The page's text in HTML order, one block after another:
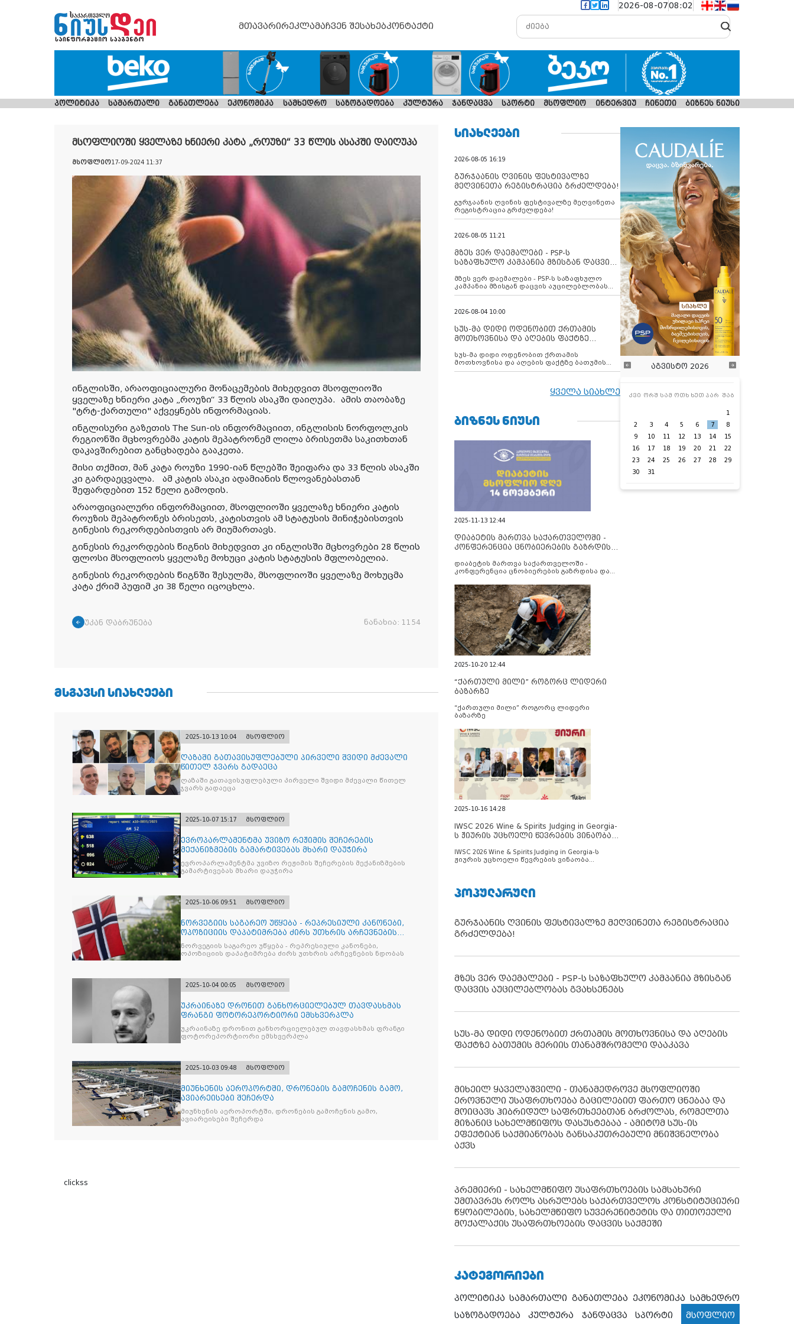
2026-08-0708:02
მთავარირეკლამაჩვენ შესახებკონტაქტი
პოლიტიკა სამართალი განათლება ეკონომიკა სამხედრო საზოგადოება კულტურა ჯანდაცვა სპორტი მსოფლიო ინტერვიუ ჩინეთი ბიზნეს ნიუსი
მსოფლიოში ყველაზე ხნიერი კატა „როუზი“ 33 წლის ასაკში დაიღუპა
მსოფლიო17-09-2024 11:37
ინგლისში, არაოფიციალური მონაცემების მიხედვით მსოფლიოში
ყველაზე ხნიერი კატა „როუზი“ 33 წლის ასაკში დაიღუპა. ამის თაობაზე
"ტრტ-ქართული" აქვეყნებს ინფორმაციას.
ინგლისური გაზეთის The Sun-ის ინფორმაციით, ინგლისის ნორფოლკის
რეგიონში მცხოვრებმა კატის მეპატრონემ ლილა ბრისეთმა საკითხთან
დაკავშირებით განცხადება გააკეთა.
მისი თქმით, მან კატა როუზი 1990-იან წლებში შეიფარა და 33 წლის ასაკში
კი გარდაეცვალა. ამ კატის ასაკი ადამიანის წლოვანებასთან
შეფარდებით 152 წელი გამოდის.
არაოფიციალური ინფორმაციით, მსოფლიოში ყველაზე ხნიერი კატის
როუზის მეპატრონეს ბრისეთს, კატისთვის ამ სტატუსის მინიჭებისთვის
გინესის რეკორდებისთვის არ მიუმართავს.
გინესის რეკორდების წიგნის მიხედვით კი ინგლისში მცხოვრები 28 წლის
ფლოსი მსოფლიოს ყველაზე მოხუცი კატის სტატუსის მფლობელია.
გინესის რეკორდების წიგნში შესულმა, მსოფლიოში ყველაზე მოხუცმა
კატა ქრიმ პუფიმ კი 38 წელი იცოცხლა.
უკან დაბრუნება ნანახია: 1154
ᲛᲡᲒᲐᲕᲡᲘ ᲡᲘᲐᲮᲚᲔᲔᲑᲘ
2025-10-13 10:04 მსოფლიო
ღაზაში გათავისუფლებული პირველი შვიდი მძევალი
წითელ ჯვარს გადაეცა
ღაზაში გათავისუფლებული პირველი შვიდი მძევალი წითელ
ჯვარს გადაეცა
2025-10-07 15:17 მსოფლიო
ევროპარლამენტმა უვიზო რეჟიმის შეჩერების
მექანიზმების გამარტივებას მხარი დაუჭირა
ევროპარლამენტმა უვიზო რეჟიმის შეჩერების მექანიზმების
გამარტივებას მხარი დაუჭირა
2025-10-06 09:51 მსოფლიო
ნორვეგიის საგარეო უწყება - რეპრესიული კანონები,
ოპოზიციის დაპატიმრება ძირს უთხრის არჩევნების
ნდობას
ნორვეგიის საგარეო უწყება - რეპრესიული კანონები,
ოპოზიციის დაპატიმრება ძირს უთხრის არჩევნების ნდობას
2025-10-04 00:05 მსოფლიო
უკრაინაზე დრონით განხორციელებულ თავდასხმას
ფრანგი ფოტორეპორტიორი ემსხვერპლა
უკრაინაზე დრონით განხორციელებულ თავდასხმას ფრანგი
ფოტორეპორტიორი ემსხვერპლა
2025-10-03 09:48 მსოფლიო
მიუნხენის აეროპორტში, დრონების გამოჩენის გამო,
ავიარეისები შეჩერდა
მიუნხენის აეროპორტში, დრონების გამოჩენის გამო,
ავიარეისები შეჩერდა
clickss
ᲡᲘᲐᲮᲚᲔᲔᲑᲘ
2026-08-05 16:19
გურჯაანის ღვინის ფესტივალზე
მეღვინეთა რეგისტრაცია გრძელდება!
გურჯაანის ღვინის ფესტივალზე მეღვინეთა
რეგისტრაცია გრძელდება!
2026-08-05 11:21
მზეს ვერ დაემალები - PSP-ს
საზაფხულო კამპანია მზისგან დაცვის
მზეს ვერ დაემალები - PSP-ს საზაფხულო
კამპანია მზისგან დაცვის აუცილებლობას
გვახსენებს
2026-08-04 10:00
სუს-მა დიდი ოდენობით ქრთამის
მოთხოვნისა და აღების ფაქტზე
დააკავა
სუს-მა დიდი ოდენობით ქრთამის
მოთხოვნისა და აღების ფაქტზე ბათუმის
მერიის თანამშრომელი დააკავა
ყველა სიახლე
ᲑᲘᲖᲜᲔᲡ ᲜᲘᲣᲡᲘ
2025-11-13 12:44
დიაბეტის მართვა საქართველოში -
კონფერენცია ცნობიერების გაზრდისა
დიაბეტის მართვა საქართველოში -
კონფერენცია ცნობიერების გაზრდისა და
2025-10-20 12:44
“ქართული მილი” როგორც ლიდერი
ბაზარზე
“ქართული მილი” როგორც ლიდერი
ბაზარზე
2025-10-16 14:28
IWSC 2026 Wine & Spirits Judging in Georgia-
ს ჟიურის უცხოელი წევრების ვინაობა
IWSC 2026 Wine & Spirits Judging in Georgia-ს
ჟიურის უცხოელი წევრების ვინაობა
აგვისტო 2026
კვი ორშ სამ ოთხ ხუთ პარ შაბ
1
2
3 4 5 6 7
8
9
10 11 12 13 14
15
16
17 18 19 20 21
22
23
24 25 26 27 28
29
30
31
ᲞᲝᲞᲣᲚᲐᲠᲣᲚᲘ
გურჯაანის ღვინის ფესტივალზე მეღვინეთა რეგისტრაცია
გრძელდება!
მზეს ვერ დაემალები - PSP-ს საზაფხულო კამპანია მზისგან
დაცვის აუცილებლობას გვახსენებს
სუს-მა დიდი ოდენობით ქრთამის მოთხოვნისა და აღების
ფაქტზე ბათუმის მერიის თანამშრომელი დააკავა
მიხეილ ყაველაშვილი - თანამედროვე მსოფლიოში
ეროვნული უსაფრთხოება გაცილებით ფართო ცნებაა და
მოიცავს ჰიბრიდულ საფრთხეებთან ბრძოლას, რომელთა
მიზანიც სახელმწიფოს დასუსტებაა - ამიტომ სუს-ის
ეფექტიან საქმიანობას განსაკუთრებული მნიშვნელობა
აქვს
პრემიერი - სახელმწიფო უსაფრთხოების სამსახური
უმთავრეს როლს ასრულებს საქართველოს კონსტიტუციური
წყობილების, სახელმწიფო სუვერენიტეტის და თითოეული
მოქალაქის უსაფრთხოების დაცვის საქმეში
ᲙᲐᲢᲔᲒᲝᲠᲘᲔᲑᲘ
პოლიტიკა სამართალი განათლება ეკონომიკა სამხედრო
საზოგადოება
კულტურა ჯანდაცვა სპორტი მსოფლიო